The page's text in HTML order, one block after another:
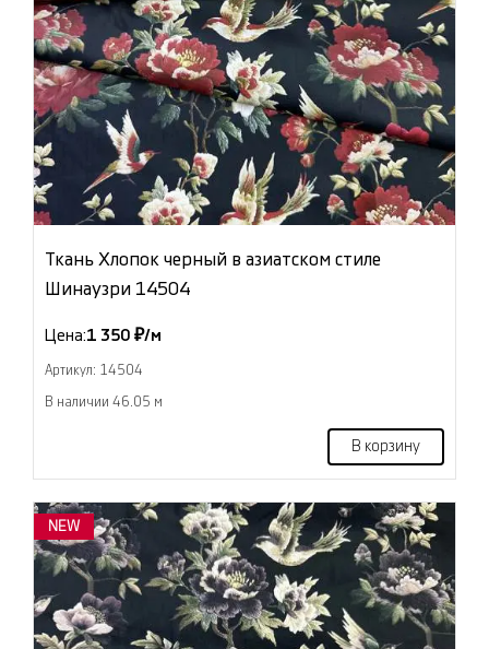
Ткань Хлопок черный в азиатском стиле
Шинаузри 14504
Цена:1 350 ₽/м
Артикул: 14504
В наличии 46.05 м
В корзину
NEW